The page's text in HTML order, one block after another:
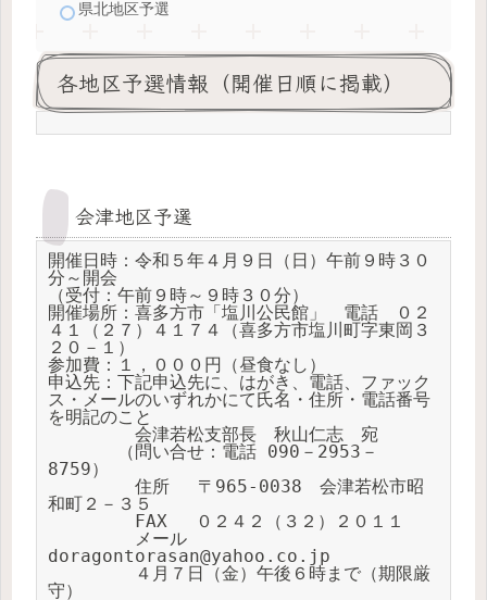
県北地区予選
各地区予選情報（開催日順に掲載）
会津地区予選
開催日時：令和５年４月９日（日）午前９時３０
分～開会
（受付：午前９時～９時３０分）
開催場所：喜多方市「塩川公民館」　電話　０２
４１（２７）４１７４（喜多方市塩川町字東岡３
２０－１）
参加費：１，０００円（昼食なし）
申込先：下記申込先に、はがき、電話、ファック
ス・メールのいずれかにて氏名・住所・電話番号
を明記のこと
会津若松支部長　秋山仁志　宛
（問い合せ：電話 090－2953－
8759）
住所　 〒965-0038　会津若松市昭
和町２－３５
FAX　 ０２４２（３２）２０１１
メール
doragontorasan@yahoo.co.jp
４月７日（金）午後６時まで（期限厳
守）